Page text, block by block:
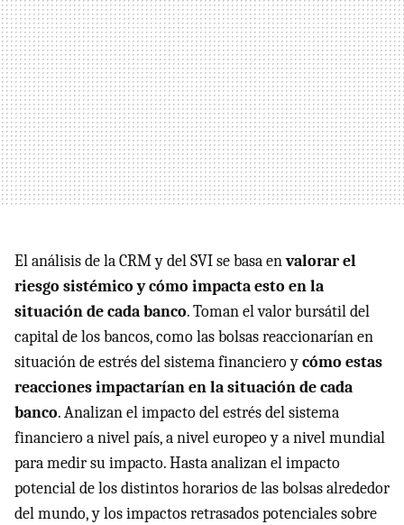
El análisis de la CRM y del SVI se basa envalorar el
riesgo sistémico y cómo impacta esto en la
situación de cada banco. Toman el valor bursátil del
capital de los bancos, como las bolsas reaccionarían en
situación de estrés del sistema financiero ycómo estas
reacciones impactarían en la situación de cada
banco. Analizan el impacto del estrés del sistema
financiero a nivel país, a nivel europeo y a nivel mundial
para medir su impacto. Hasta analizan el impacto
potencial de los distintos horarios de las bolsas alrededor
del mundo, y los impactos retrasados potenciales sobre